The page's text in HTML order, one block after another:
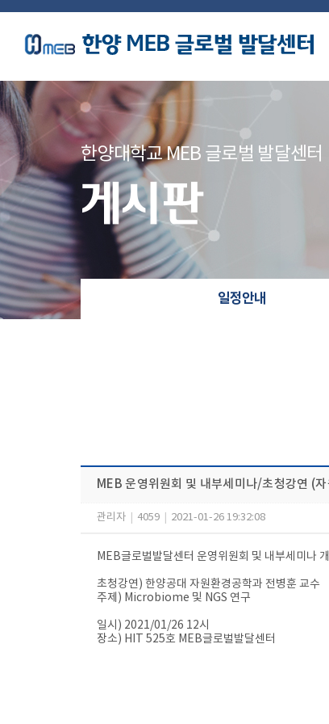
한양대학교 MEB 글로벌 발달센터
게시판
일정안내
MEB 운영위원회 및 내부세미나/초청강연 (
관리자 4059 2021-01-26 19:32:08
MEB글로벌발달센터 운영위원회 및 내부세미나 개
초청강연) 한양공대 자원환경공학과 전병훈 교수
주제) Microbiome 및 NGS 연구
일시) 2021/01/26 12시
장소) HIT 525호 MEB글로벌발달센터​